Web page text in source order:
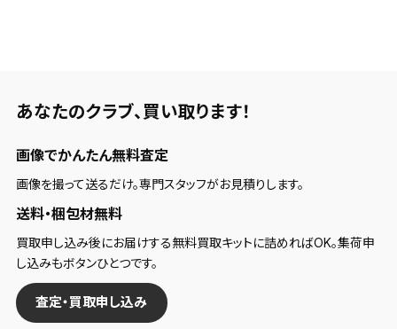
あなたのクラブ、 買い取ります！
画像でかんたん無料査定
画像を撮って送るだけ。専門スタッフがお見積りします。
送料・梱包材無料
買取申し込み後にお届けする無料買取キットに詰めればOK。集荷申
し込みもボタンひとつです。
査定・買取申し込み